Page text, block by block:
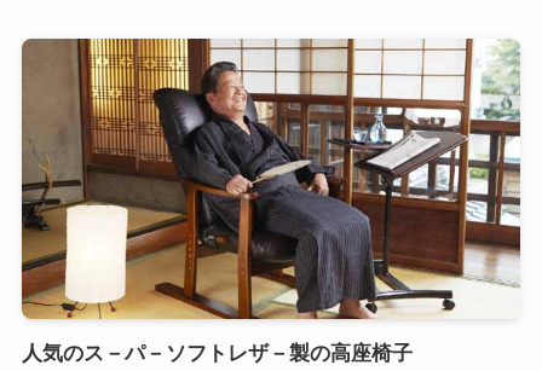
人気のス－パ－ソフトレザ－製の高座椅子